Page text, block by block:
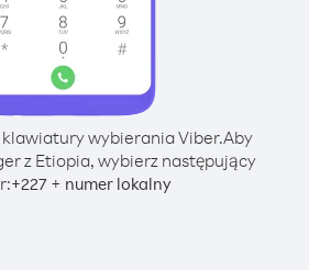
wybierania Viber.Aby
z Etiopia, wybierz następujący
+227+ numer lokalny